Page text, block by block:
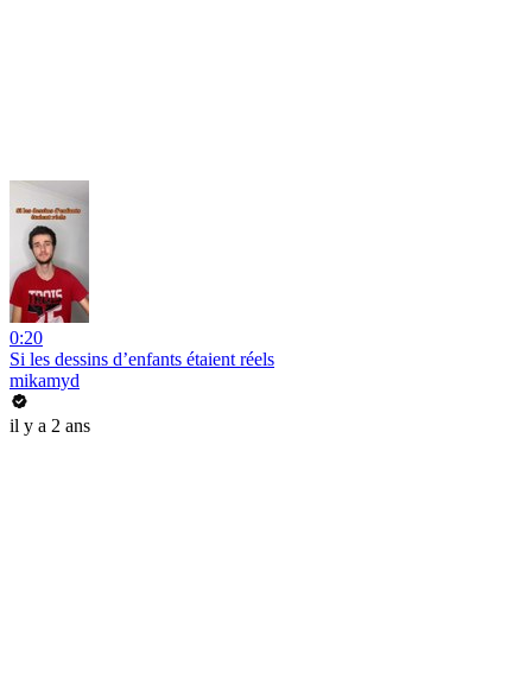
0:20
Si les dessins d’enfants étaient réels
mikamyd
il y a 2 ans